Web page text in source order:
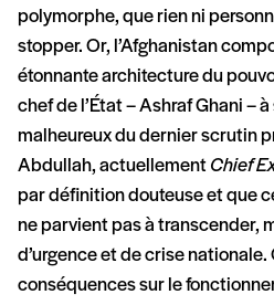
polymorphe, que rien ni
stopper. Or, l’Afghanistan
étonnante architecture du
chef de l’État – Ashraf Ghani –
malheureux du dernier scrutin
Abdullah, actuellement Chief
par définition douteuse et que
ne parvient pas à transcender,
d’urgence et de crise nationale.
conséquences sur le